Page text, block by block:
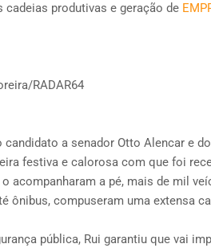
cadeias produtivas e geração de
RADAR64
candidato a senador Otto Alencar e
festiva e calorosa com que foi
acompanharam a pé, mais de mil
ônibus, compuseram uma extensa
pública, Rui garantiu que vai